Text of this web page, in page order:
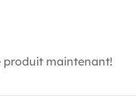
produit maintenant!